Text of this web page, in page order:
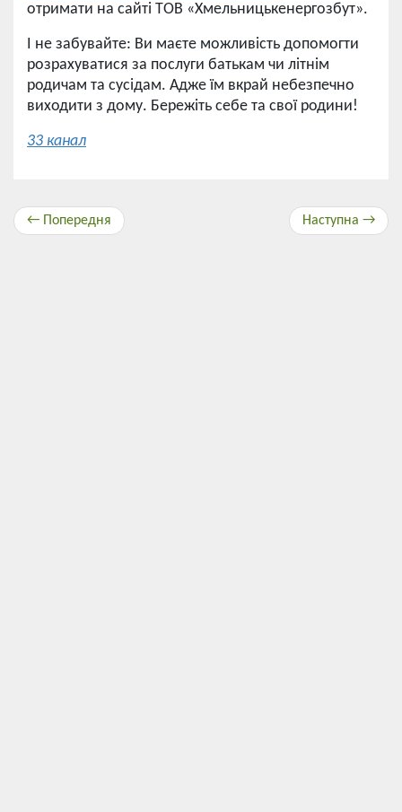
отримати на сайті ТОВ «Хмельницькенергозбут».
І не забувайте: Ви маєте можливість допомогти
розрахуватися за послуги батькам чи літнім
родичам та сусідам. Адже їм вкрай небезпечно
виходити з дому. Бережіть себе та свої родини!
33 канал
← Попередня Наступна →